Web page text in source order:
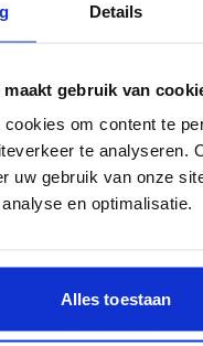
Details
maakt gebruik van
cookies om content te
te analyseren.
uw gebruik van onze
en optimalisatie.
Alles toestaan
maak een account